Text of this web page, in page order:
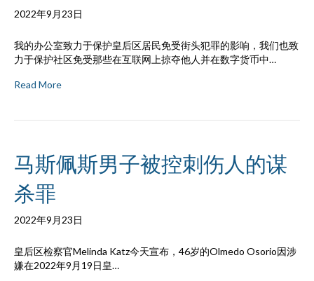
2022年9月23日
我的办公室致力于保护皇后区居民免受街头犯罪的影响，我们也致
力于保护社区免受那些在互联网上掠夺他人并在数字货币中…
Read More
马斯佩斯男子被控刺伤人的谋
杀罪
2022年9月23日
皇后区检察官Melinda Katz今天宣布，46岁的Olmedo Osorio因涉
嫌在2022年9月19日皇…